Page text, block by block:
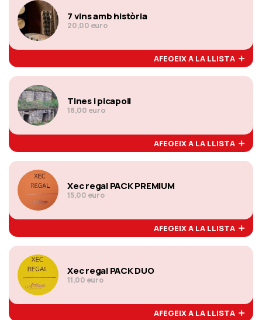
7 vins amb història
20,00 euro
AFEGEIX A LA LLISTA
Tines i picapoll
18,00 euro
AFEGEIX A LA LLISTA
Xec regal PACK PREMIUM
15,00 euro
AFEGEIX A LA LLISTA
Xec regal PACK DUO
11,00 euro
AFEGEIX A LA LLISTA